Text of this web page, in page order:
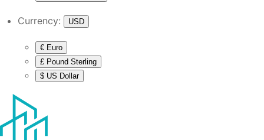
Currency: USD
€ Euro
£ Pound Sterling
$ US Dollar